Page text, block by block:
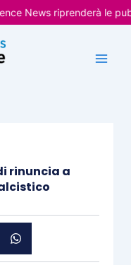
News riprenderà le
rinuncia a